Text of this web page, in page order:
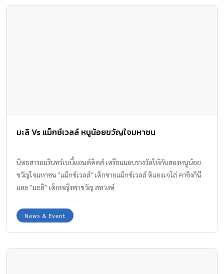
มะลิ Vs แม็กซ์เวลล์ หนูน้อยขวัญใจมหาชน
นิตยสารอมรินทร์เบบี้แอนด์คิดส์ เตรียมมอบรางวัลให้กับสองหนูน้อย
ขวัญใจมหาชน "แม็กซ์เวลล์" เด็กชายแม็กซ์เวลล์ ดิแองเจโล่ คาซิงกินี
และ "มะลิ" เด็กหญิงพาขวัญ สหวงษ์
News & Event